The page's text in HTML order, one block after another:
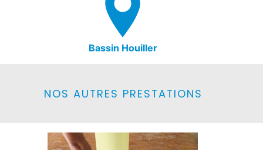
Bassin Houiller
NOS AUTRES PRESTATIONS